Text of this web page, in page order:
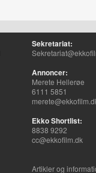
Sekretariat:
Annoncer:
Merete Hellerøe
6111 5851
Ekko Shortlist:
8838 9292
cc@ekkofilm.dk
Artikler og